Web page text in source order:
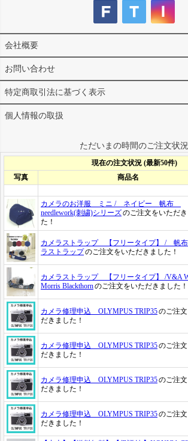
会社概要
お問い合わせ
特定商取引法に基づく表示
個人情報の取扱
ただいまの時間のご注文状況